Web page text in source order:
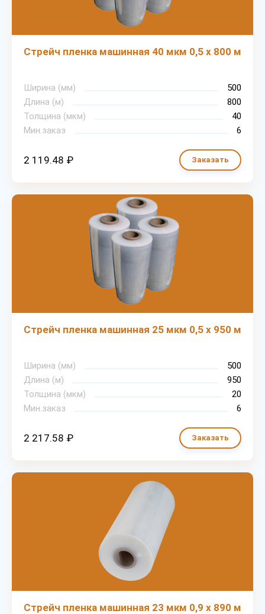
Стрейч пленка машинная 40 мкм 0,5 х 800 м
Ширина (мм)
500
Длина (м)
800
Толщина (мкм)
40
Мин.заказ
6
2 119.48 ₽ Заказать
Стрейч пленка машинная 25 мкм 0,5 х 950 м
Ширина (мм)
500
Длина (м)
950
Толщина (мкм)
20
Мин.заказ
6
2 217.58 ₽ Заказать
Стрейч пленка машинная 23 мкм 0,9 х 890 м